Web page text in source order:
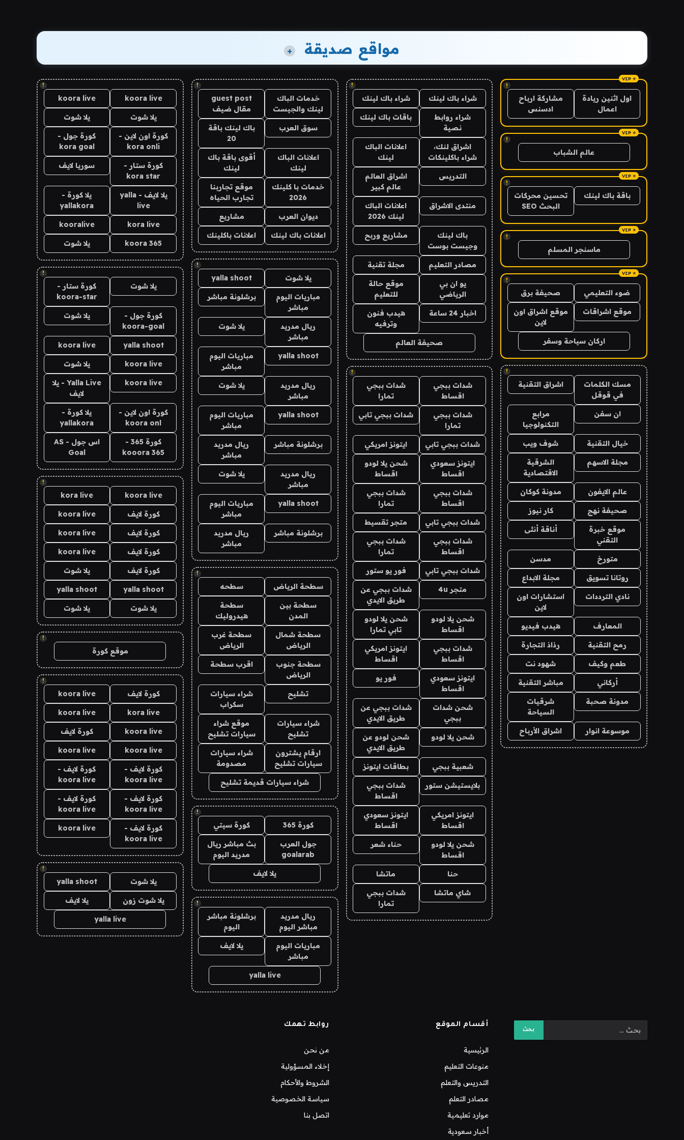
مواقع صديقة +
!
اول اثنين ريادة
اعمال
مشاركة ارباح
ادسنس
!
عالم الشباب
!
باقة باك لينك
تحسين محركات
البحث SEO
!
ماسنجر المسلم
!
ضوء التعليمي صحيفة برق
موقع اشراقات
موقع اشراق اون
لاين
اركان سياحة وسفر
!
مسك الكلمات
في قوقل
اشراق التقنية
ان سفن
مرابع
التكنولوجيا
خيال التقنية شوف ويب
مجلة الاسهم
الشرقية
الاقتصادية
عالم الايفون مدونة كوكان
صحيفة نهج كار نيوز
موقع خبرة
التقني
أناقة أنثى
متورخ مدسن
روتانا تسويق مجلة الابداع
نادي الترددات
استشارات اون
لاين
المعارف هيدب فيديو
رمح التقنية رذاذ التجارة
طعم وكيف شهود نت
أركاني مباشر التقنية
مدونة صحبة
شرقيات
السياحة
موسوعة انوار اشراق الأرباح
!
شراء باك لينك شراء باك لينك
شراء روابط
نصية
باقات باك لينك
اشراق لنك،
شراء باكلينكات
اعلانات الباك
لينك
التدريس
اشراق العالم
عالم كبير
منتدى الاشراق
اعلانات الباك
لينك 2026
باك لينك
وجيست بوست
مشاريع وربح
مصادر التعليم مجلة تقنية
يو ان بي
الرياضي
موقع حالة
للتعليم
اخبار 24 ساعة
هيدب فنون
وترفيه
صحيفة العالم
!
شدات ببجي
اقساط
شدات ببجي
تمارا
شدات ببجي
تمارا
شدات ببجي تابي
شدات ببجي تابي ايتونز امريكي
ايتونز سعودي
اقساط
شحن يلا لودو
اقساط
شدات ببجي
اقساط
شدات ببجي
تمارا
شدات ببجي تابي متجر تقسيط
شدات ببجي
اقساط
شدات ببجي
تمارا
شدات ببجي تابي فور يو ستور
متجر 4u
شدات ببجي عن
طريق الايدي
شحن يلا لودو
اقساط
شحن يلا لودو
تابي تمارا
شدات ببجي
اقساط
ايتونز امريكي
اقساط
ايتونز سعودي
اقساط
فور يو
شحن شدات
ببجي
شدات ببجي عن
طريق الايدي
شحن يلا لودو
شحن لودو عن
طريق الايدي
شعبية ببجي بطاقات ايتونز
بلايستيشن ستور
شدات ببجي
اقساط
ايتونز امريكي
اقساط
ايتونز سعودي
اقساط
شحن يلا لودو
اقساط
حناء شعر
حنا ماتشا
شاي ماتشا
شدات ببجي
تمارا
!
خدمات الباك
لينك والجيست
guest post
مقال ضيف
سوق العرب
باك لينك باقة
20
اعلانات الباك
لينك
أقوى باقة باك
لينك
خدمات با كلينك
2026
موقع تجاربنا
تجارب الحياه
ديوان العرب مشاريع
اعلانات باك لينك اعلانات باكلينك
!
يلا شوت yalla shoot
مباريات اليوم
مباشر
برشلونة مباشر
ريال مدريد
مباشر
يلا شوت
yalla shoot
مباريات اليوم
مباشر
ريال مدريد
مباشر
يلا شوت
yalla shoot
مباريات اليوم
مباشر
برشلونة مباشر
ريال مدريد
مباشر
ريال مدريد
مباشر
يلا شوت
yalla shoot
مباريات اليوم
مباشر
برشلونة مباشر
ريال مدريد
مباشر
!
سطحة الرياض سطحه
سطحة بين
المدن
سطحة
هيدروليك
سطحة شمال
الرياض
سطحة غرب
الرياض
سطحة جنوب
الرياض
اقرب سطحة
تشليح
شراء سيارات
سكراب
شراء سيارات
تشليح
موقع شراء
سيارات تشليح
ارقام يشترون
سيارات تشليح
شراء سيارات
مصدومة
شراء سيارات قديمة تشليح
!
كورة 365 كورة سيتي
جول العرب
goalarab
بث مباشر ريال
مدريد اليوم
يلا لايف
!
ريال مدريد
مباشر اليوم
برشلونة مباشر
اليوم
مباريات اليوم
مباشر
يلا لايف
yalla live
!
koora live
koora live
يلا شوت يلا شوت
كورة اون لاين -
kora onli
كورة جول -
kora goal
كورة ستار -
kora star
سوريا لايف
يلا لايف - yalla
live
يلا كورة -
yallakora
kora live
kooralive
koora 365 يلا شوت
!
يلا شوت
كورة ستار -
koora-star
كورة جول -
koora-goal
يلا شوت
yalla shoot
koora live
koora live يلا شوت
koora live
Yalla Live - يلا
لايف
كورة اون لاين -
koora onl
يلا كورة -
yallakora
كورة 365 -
kooora 365
اس جول - AS
Goal
!
koora live
kora live
كورة لايف koora live
كورة لايف koora live
كورة لايف koora live
كورة لايف يلا شوت
yalla shoot
yalla shoot
يلا شوت يلا شوت
!
موقع كورة
!
كورة لايف koora live
kora live
koora live
koora live كورة لايف
koora live
koora live
كورة لايف -
koora live
كورة لايف -
koora live
كورة لايف -
koora live
كورة لايف -
koora live
كورة لايف -
koora live
koora live
!
يلا شوت yalla shoot
يلا شوت زون يلا لايف
yalla live
أقسام الموقع
الرئيسية
منوعات التعليم
التدريس والتعلم
مصادر التعلم
موارد تعليمية
أخبار سعودية
روابط تهمك
من نحن
إخلاء المسؤولية
الشروط والأحكام
سياسة الخصوصية
اتصل بنا